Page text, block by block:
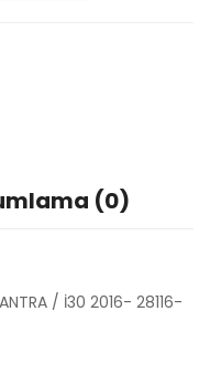
(0)
/ İ30 2016- 28116-